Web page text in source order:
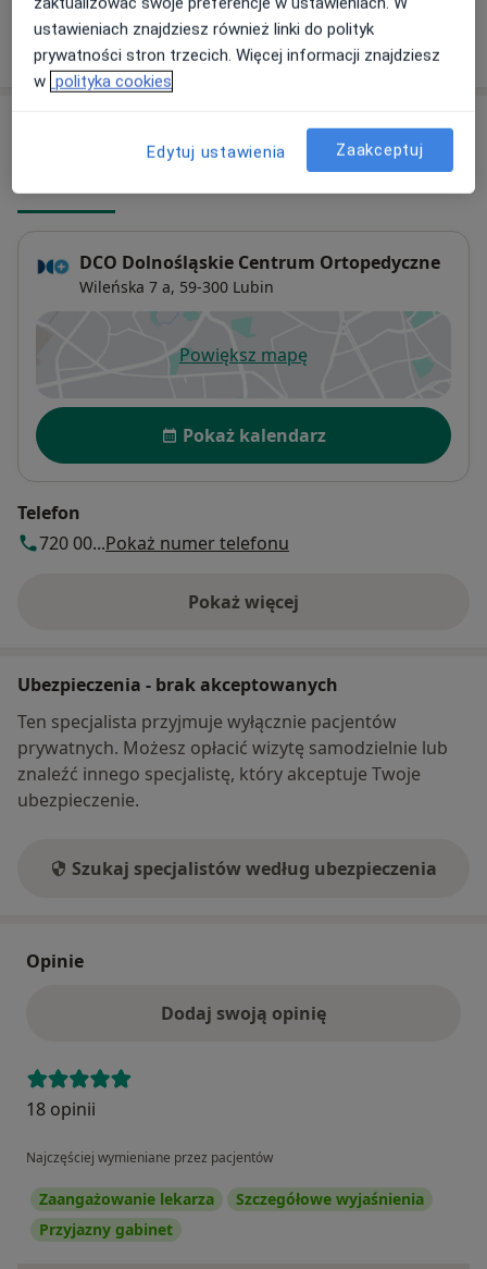
W jaki sposób ustalane są ceny?
Adres 4
DCO Dolnośląskie Centrum Ortopedyczne
Wileńska 7 a, 59-300 Lubin
Powiększ mapęotwiera się w nowej karcie
Dostępność
Pokaż kalendarz
Telefon
720 00...Pokaż numer telefonu
Pokaż więcej
o adresie
Ubezpieczenia - brak akceptowanych
Ten specjalista przyjmuje wyłącznie pacjentów
prywatnych. Możesz opłacić wizytę samodzielnie lub
znaleźć innego specjalistę, który akceptuje Twoje
ubezpieczenie.
Szukaj specjalistów według ubezpieczenia
Opinie
Dodaj swoją opinię
18 opinii
Najczęściej wymieniane przez pacjentów
Zaangażowanie lekarza
Szczegółowe wyjaśnienia
Przyjazny gabinet
ustawieniach znajdziesz również linki do polityk
prywatności stron trzecich. Więcej informacji znajdziesz
w polityka cookies
Edytuj ustawienia Zaakceptuj